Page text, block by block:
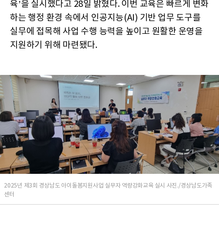
육’을 실시했다고 28일 밝혔다. 이번 교육은 빠르게 변화
하는 행정 환경 속에서 인공지능(AI) 기반 업무 도구를
실무에 접목해 사업 수행 능력을 높이고 원활한 운영을
지원하기 위해 마련됐다.
2025년 제3회 경상남도 아이돌봄지원사업 실무자 역량강화교육 실시 사진./경상남도가족
센터